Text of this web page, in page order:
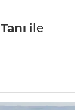
ile